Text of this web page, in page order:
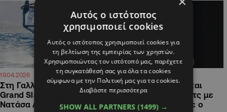
19.04.2026
Στη Γαλλία για το δεύτερο
Grand Slam της χρονιάς η
Νατάσα Λάππα
28.01.2026 11:46
Australian Open: Αν και
νικούσε τον Τζόκοβιτς με
2-0 σετ, εγκατέλειψε ο
Αυτός ο ιστότοπος
χρησιμοποιεί cookies
Αυτός ο ιστότοπος χρησιμοποιεί cookies για
τη βελτίωση της εμπειρίας των χρηστών.
Χρησιμοποιώντας τον ιστότοπό μας, παρέχετε
τη συγκατάθεσή σας για όλα τα cookies
σύμφωνα με την Πολιτική μας για τα cookies.
Διαβάστε περισσότερα
SHOW ALL PARTNERS (1499) →